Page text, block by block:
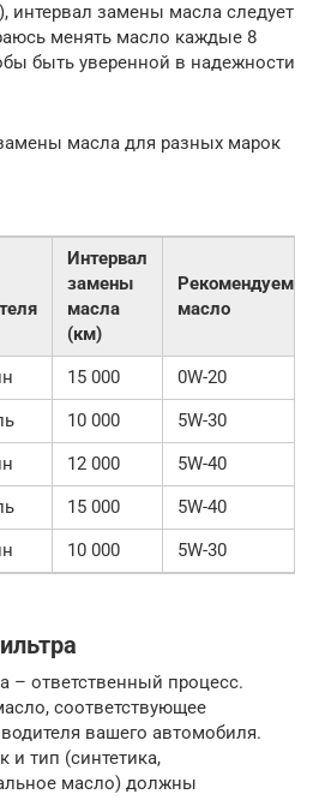
интервал замены масла следует
менять масло каждые 8
быть уверенной в надежности
масла для разных марок
Интервал
замены
масла
(км)
Рекомендуемое
масло
15 000
0W-20
10 000
5W-30
12 000
5W-40
15 000
5W-40
10 000 5W-30
– ответственный процесс.
соответствующее
вашего автомобиля.
и тип (синтетика,
масло) должны